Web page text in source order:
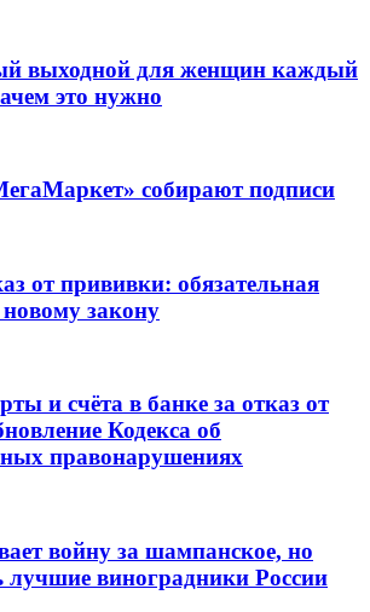
выходной для женщин каждый
это нужно
собирают подписи
от прививки: обязательная
закону
и счёта в банке за отказ от
Кодекса об
правонарушениях
войну за шампанское, но
лучшие виноградники России